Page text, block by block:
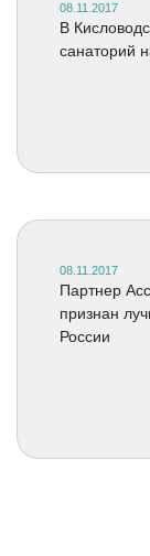
08.11.2017
В
санаторий
08.11.2017
Партнер
признан
России